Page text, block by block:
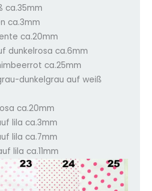
ca.35mm
ca.3mm
ca.20mm
dunkelrosa ca.6mm
ca.25mm
dunkelgrau auf weiß
ca.20mm
lila ca.3mm
lila ca.7mm
lila ca.11mm